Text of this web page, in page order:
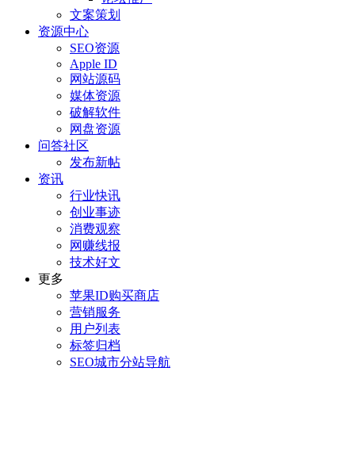
文案策划
资源中心
SEO资源
Apple ID
网站源码
媒体资源
破解软件
网盘资源
问答社区
发布新帖
资讯
行业快讯
创业事迹
消费观察
网赚线报
技术好文
更多
苹果ID购买商店
营销服务
用户列表
标签归档
SEO城市分站导航